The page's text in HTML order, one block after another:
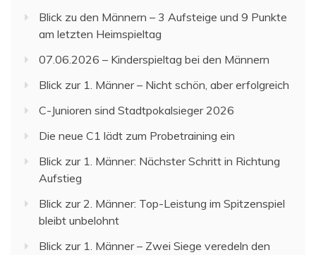
Blick zu den Männern – 3 Aufsteige und 9 Punkte
am letzten Heimspieltag
07.06.2026 – Kinderspieltag bei den Männern
Blick zur 1. Männer – Nicht schön, aber erfolgreich
C-Junioren sind Stadtpokalsieger 2026
Die neue C1 lädt zum Probetraining ein
Blick zur 1. Männer: Nächster Schritt in Richtung
Aufstieg
Blick zur 2. Männer: Top-Leistung im Spitzenspiel
bleibt unbelohnt
Blick zur 1. Männer – Zwei Siege veredeln den